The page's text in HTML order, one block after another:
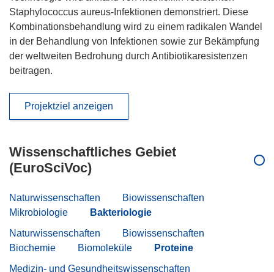
Staphylococcus aureus-Infektionen demonstriert. Diese
Kombinationsbehandlung wird zu einem radikalen Wandel
in der Behandlung von Infektionen sowie zur Bekämpfung
der weltweiten Bedrohung durch Antibiotikaresistenzen
beitragen.
Projektziel anzeigen
Wissenschaftliches Gebiet
(EuroSciVoc)
Naturwissenschaften
Biowissenschaften
Mikrobiologie
Bakteriologie
Naturwissenschaften
Biowissenschaften
Biochemie
Biomoleküle
Proteine
Medizin- und Gesundheitswissenschaften